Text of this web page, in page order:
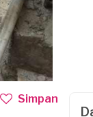
Simpan